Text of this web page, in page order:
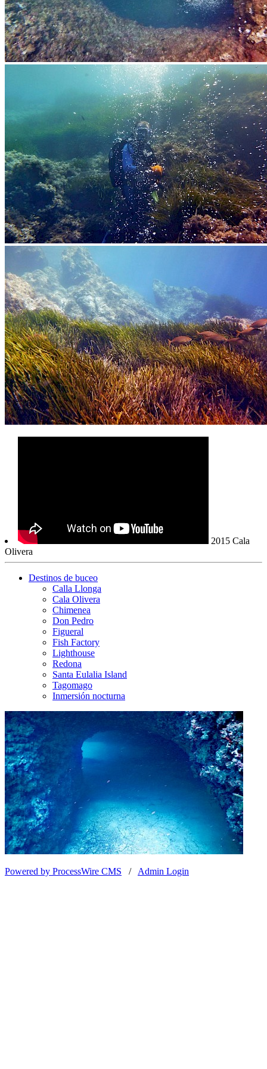
2015 Cala
Olivera
Destinos de buceo
Calla Llonga
Cala Olivera
Chimenea
Don Pedro
Figueral
Fish Factory
Lighthouse
Redona
Santa Eulalia Island
Tagomago
Inmersión nocturna
Powered by ProcessWire CMS / Admin Login